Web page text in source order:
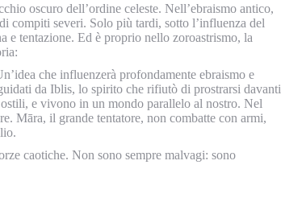
oscuro dell’ordine celeste. Nell’ebraismo antico,
compiti severi. Solo più tardi, sotto l’influenza del
e tentazione. Ed è proprio nello zoroastrismo, la
che influenzerà profondamente ebraismo e
da Iblis, lo spirito che rifiutò di prostrarsi davanti
e vivono in un mondo parallelo al nostro. Nel
Māra, il grande tentatore, non combatte con armi,
caotiche. Non sono sempre malvagi: sono